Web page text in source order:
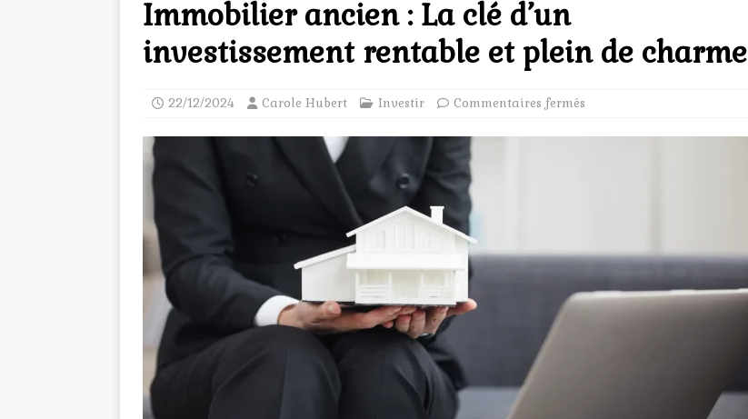
Immobilier ancien : La clé d’un
investissement rentable et plein de charme
22/12/2024 Carole Hubert Investir Commentaires fermés